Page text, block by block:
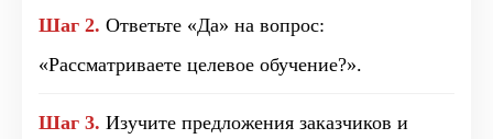
Шаг 2. Ответьте «Да» на вопрос:
«Рассматриваете целевое обучение?».
Шаг 3. Изучите предложения заказчиков и